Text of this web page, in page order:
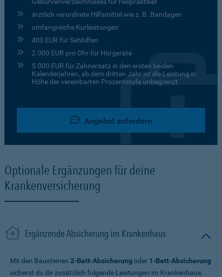
ärztlich verordnete Hilfsmittel wie z. B. Bandagen
umfangreiche Kurleistungen
400 EUR für Sehhilfen
2.000 EUR pro Ohr für Hörgeräte
5.000 EUR für Zahnersatz in den ersten beiden
Kalenderjahren, ab dem dritten Jahr ist die Leistung in
Höhe der vereinbarten Prozentstufe unbegrenzt
Angebot anfordern
Optionale Ergänzungen für deine
Krankenversicherung
Ergänzende Absicherung im Krankenhaus
Mit den Bausteinen 2-Bett-Absicherung oder 1-Bett-Absicherung
sicherst du dir zusätzlich folgende Leistungen im Krankenhaus: